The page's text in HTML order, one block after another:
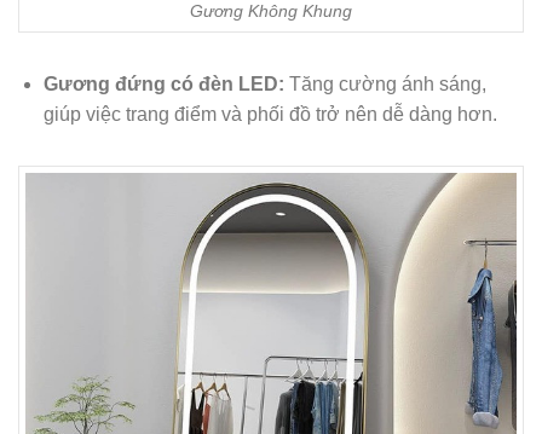
Gương Không Khung
Gương đứng có đèn LED: Tăng cường ánh sáng,
giúp việc trang điểm và phối đồ trở nên dễ dàng hơn.